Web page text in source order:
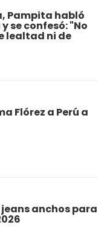
Pampita habló
se confesó: "No
lealtad ni de
Flórez a Perú a
anchos para